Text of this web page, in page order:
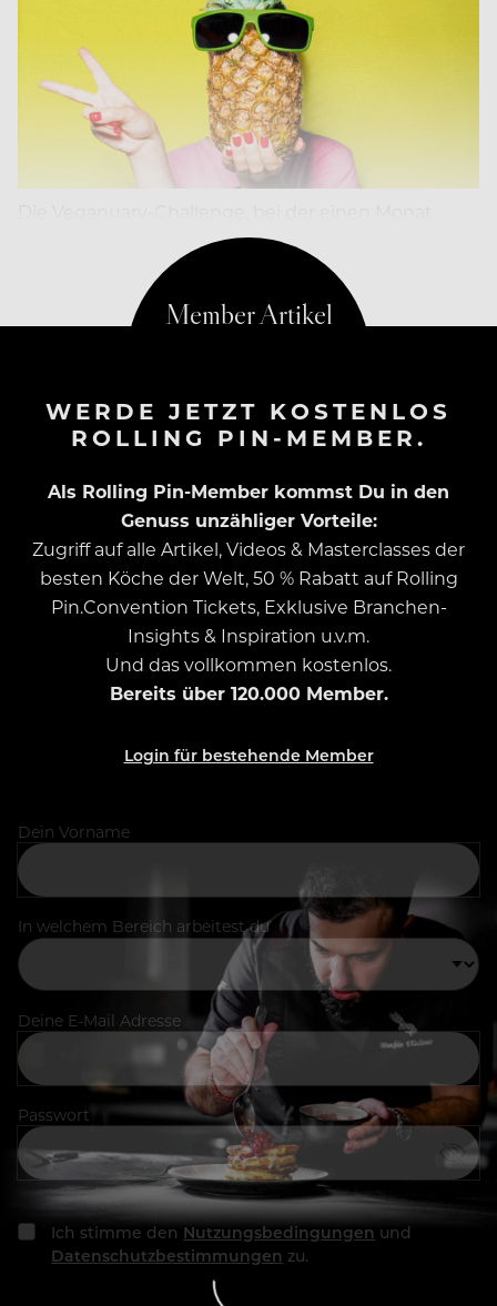
versucht wird vegan zu essen, startet im Januar.
WERDE JETZT KOSTENLOS
ROLLING PIN-MEMBER.
Als Rolling Pin-Member kommst Du in den
Genuss unzähliger Vorteile:
Zugriff auf alle Artikel, Videos & Masterclasses der
besten Köche der Welt, 50 % Rabatt auf Rolling
Pin.Convention Tickets, Exklusive Branchen-
Insights & Inspiration u.v.m.
Und das vollkommen kostenlos.
Bereits über 120.000 Member.
Login für bestehende Member
Dein Vorname
In welchem Bereich arbeitest du
Deine E-Mail Adresse
Passwort
Ich stimme den Nutzungsbedingungen und
Datenschutzbestimmungen zu.